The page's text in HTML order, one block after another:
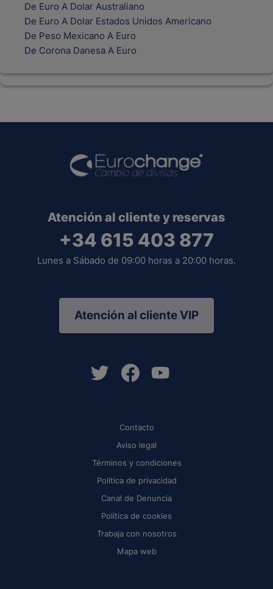
De Euro A Dolar Australiano
De Euro A Dolar Estados Unidos Americano
De Peso Mexicano A Euro
De Corona Danesa A Euro
Atención al cliente y reservas
+34 615 403 877
Lunes a Sábado de 09:00 horas a 20:00 horas.
Atención al cliente VIP
Contacto
Aviso legal
Términos y condiciones
Política de privacidad
Canal de Denuncia
Política de cookies
Trabaja con nosotros
Mapa web